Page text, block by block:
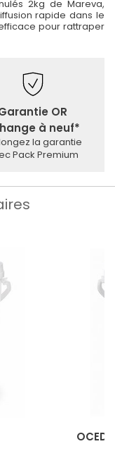
2kg de Mareva,
rapide dans le
pour rattraper
OR
à neuf*
la garantie
Pack Premium